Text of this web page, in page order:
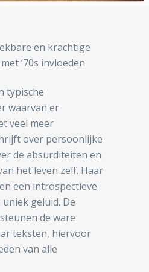
en krachtige
‘70s invloeden
typische
waarvan er
veel meer
over persoonlijke
de absurditeiten en
het leven zelf. Haar
een introspectieve
geluid. De
de ware
teksten, hiervoor
van alle